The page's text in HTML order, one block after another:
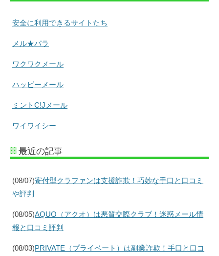
安全に利用できるサイトたち
メル★パラ
ワクワクメール
ハッピーメール
ミントC!Jメール
ワイワイシー
最近の記事
(08/07)寄付型クラファンは支援詐欺！巧妙な手口と口コミ
や評判
(08/05)AQUO（アクオ）は悪質交際クラブ！迷惑メール情
報と口コミ評判
(08/03)PRIVATE（プライベート）は副業詐欺！手口と口コ